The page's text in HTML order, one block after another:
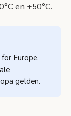
en +50°C.
Europe.
gelden.